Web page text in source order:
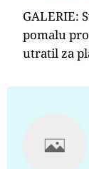
GALERIE:
pomalu
utratil za